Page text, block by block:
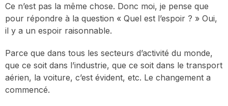
Ce n’est pas la même chose. Donc moi, je pense que
pour répondre à la question « Quel est l’espoir ? » Oui,
il y a un espoir raisonnable.
Parce que dans tous les secteurs d’activité du monde,
que ce soit dans l’industrie, que ce soit dans le transport
aérien, la voiture, c’est évident, etc. Le changement a
commencé.